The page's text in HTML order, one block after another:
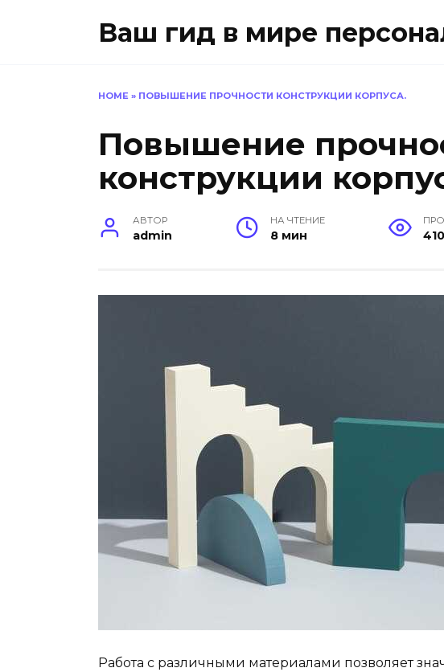
Ваш гид в мире
HOME » ПОВЫШЕНИЕ ПРОЧНОСТИ КОНСТРУКЦИИ КОРПУСА.
Повышение
конструкции
АВТОР
admin
НА ЧТЕНИЕ
8 мин 410
Работа с различными материалами позволяет